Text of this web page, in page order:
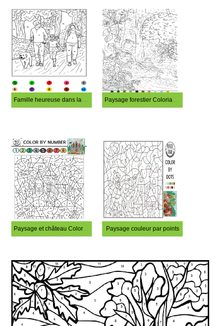
Famille heureuse dans la forêt Coloriage Magique Paysage forestier Coloriage Magique
Paysage et château Coloriage Magique Paysage couleur par points